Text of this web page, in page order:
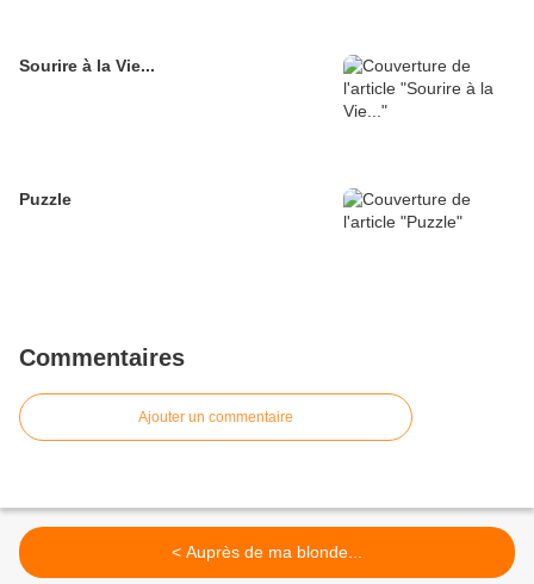
Sourire à la Vie...
Puzzle
Commentaires
Ajouter un commentaire
< Auprès de ma blonde...